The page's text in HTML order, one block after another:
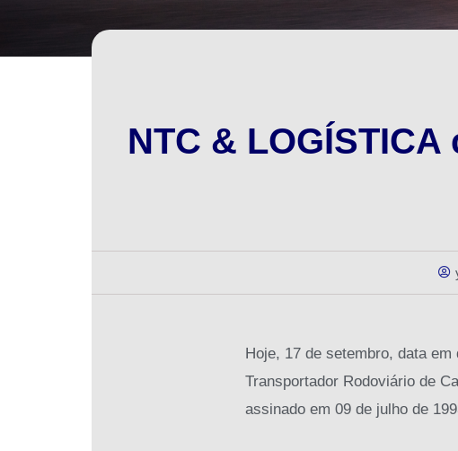
NTC &
Hoje, 17 de setembro, data
Transportador Rodoviário de
assinado em 09 de julho de